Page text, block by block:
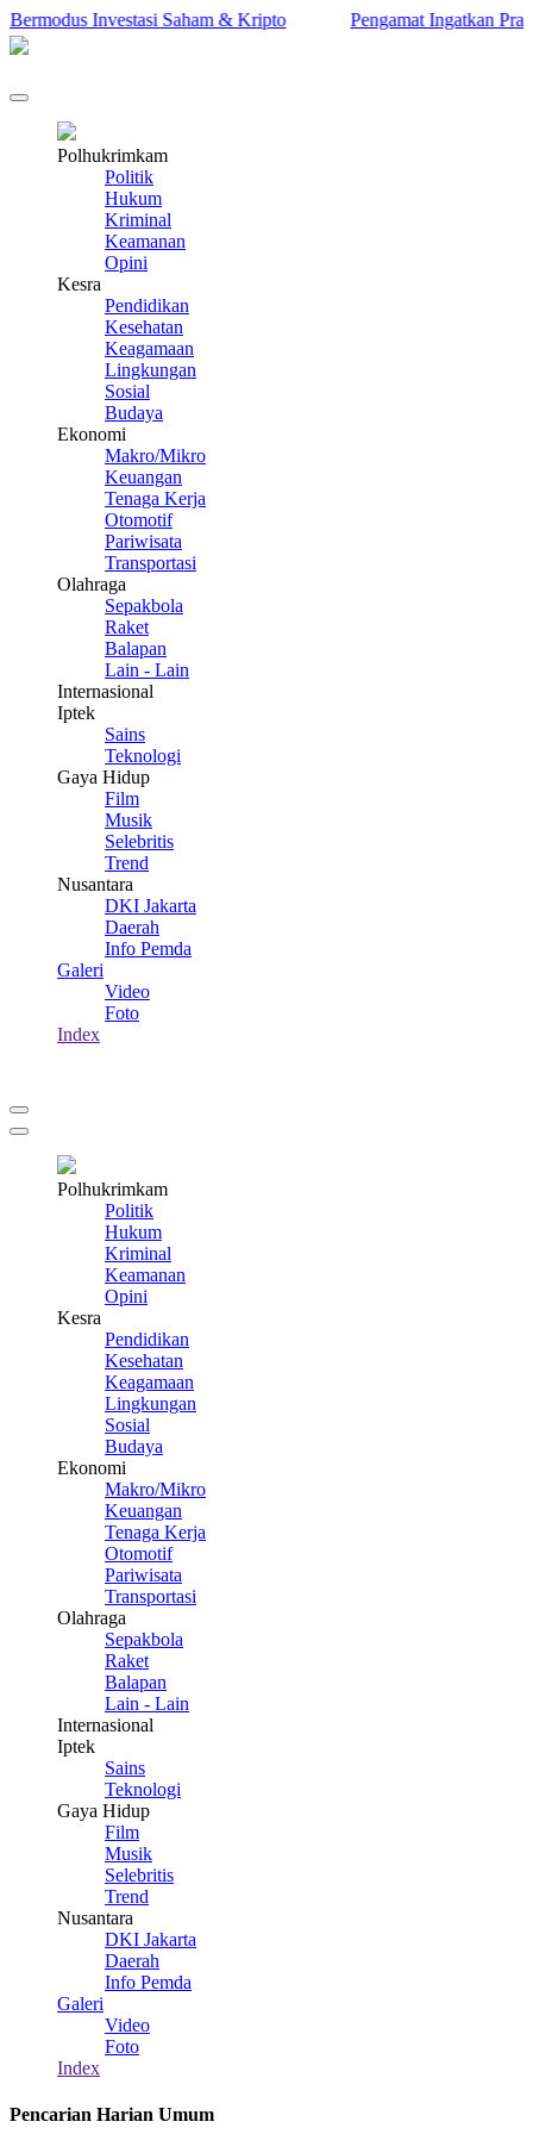
Investasi Saham & Kripto Pengamat Ingatkan
Polhukrimkam
Politik
Hukum
Kriminal
Keamanan
Opini
Kesra
Pendidikan
Kesehatan
Keagamaan
Lingkungan
Sosial
Budaya
Ekonomi
Makro/Mikro
Keuangan
Tenaga Kerja
Otomotif
Pariwisata
Transportasi
Olahraga
Sepakbola
Raket
Balapan
Lain - Lain
Internasional
Iptek
Sains
Teknologi
Gaya Hidup
Film
Musik
Selebritis
Trend
Nusantara
DKI Jakarta
Daerah
Info Pemda
Galeri
Video
Foto
Index
Polhukrimkam
Politik
Hukum
Kriminal
Keamanan
Opini
Kesra
Pendidikan
Kesehatan
Keagamaan
Lingkungan
Sosial
Budaya
Ekonomi
Makro/Mikro
Keuangan
Tenaga Kerja
Otomotif
Pariwisata
Transportasi
Olahraga
Sepakbola
Raket
Balapan
Lain - Lain
Internasional
Iptek
Sains
Teknologi
Gaya Hidup
Film
Musik
Selebritis
Trend
Nusantara
DKI Jakarta
Daerah
Info Pemda
Galeri
Video
Foto
Index
Pencarian Harian Umum